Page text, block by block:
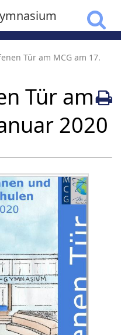
Tür am MCG am 17.
Tür am
2020